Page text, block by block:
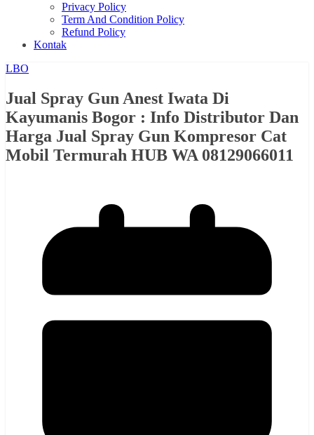
Privacy Policy
Term And Condition Policy
Refund Policy
Kontak
LBO
Jual Spray Gun Anest Iwata Di
Kayumanis Bogor : Info Distributor Dan
Harga Jual Spray Gun Kompresor Cat
Mobil Termurah HUB WA 08129066011